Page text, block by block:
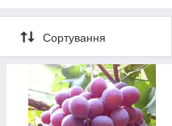
періодом.Сортування